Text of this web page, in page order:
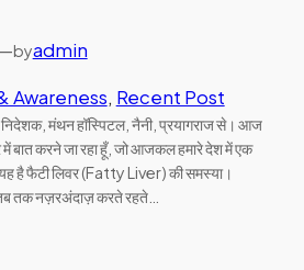
byadmin
Awareness, Recent Post
निदेशक, मंथन हॉस्पिटल, नैनी, प्रयागराज से। आज
में बात करने जा रहा हूँ, जो आजकल हमारे देश में एक
यह है फैटी लिवर (Fatty Liver) की समस्या।
तक नज़रअंदाज़ करते रहते…